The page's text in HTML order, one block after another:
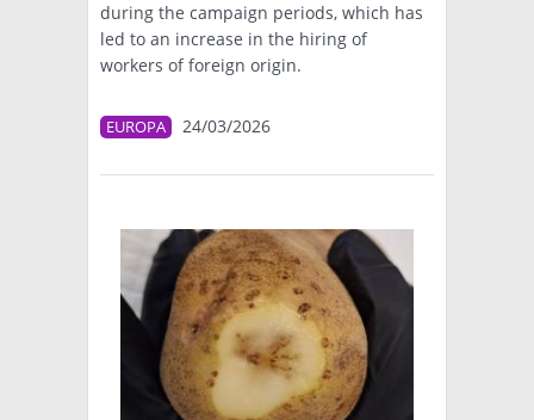
during the campaign periods, which has
led to an increase in the hiring of
workers of foreign origin.
EUROPA 24/03/2026